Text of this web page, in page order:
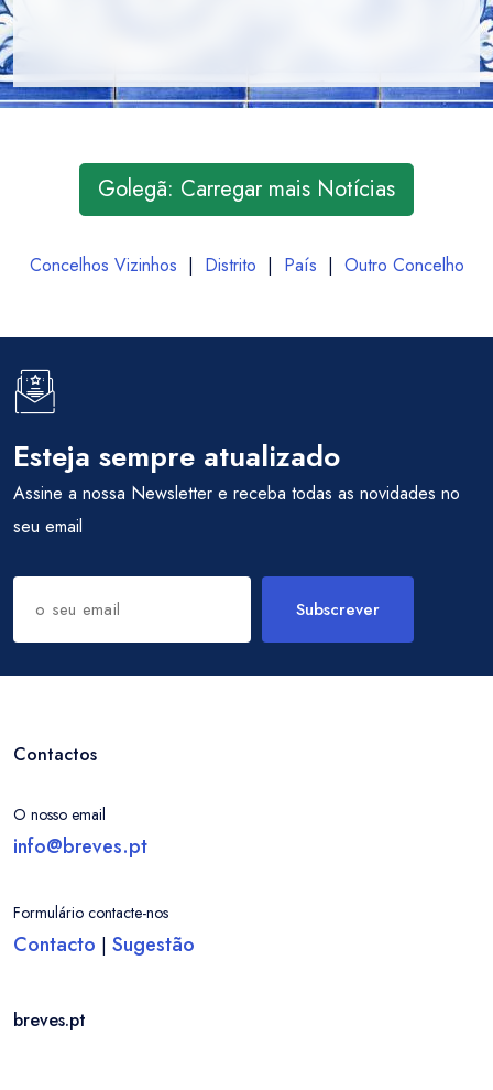
Golegã: Carregar mais Notícias
Concelhos Vizinhos | Distrito | País | Outro Concelho
Esteja sempre atualizado
Assine a nossa Newsletter e receba todas as novidades no
seu email
Subscrever
Contactos
O nosso email
info@breves.pt
Formulário contacte-nos
Contacto | Sugestão
breves.pt